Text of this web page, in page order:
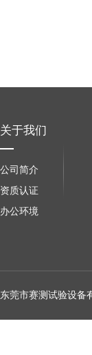
关于我们
公司简介
资质认证
办公环境
东莞市赛测试验设备